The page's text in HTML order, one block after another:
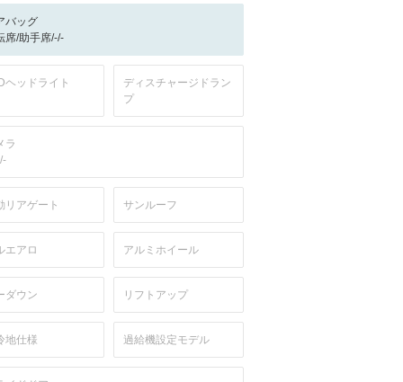
バッグ
席/助手席/-/-
ヘッドライト
ディスチャージドラン
プ
ラ
リアゲート サンルーフ
エアロ アルミホイール
ダウン リフトアップ
地仕様 過給機設定モデル